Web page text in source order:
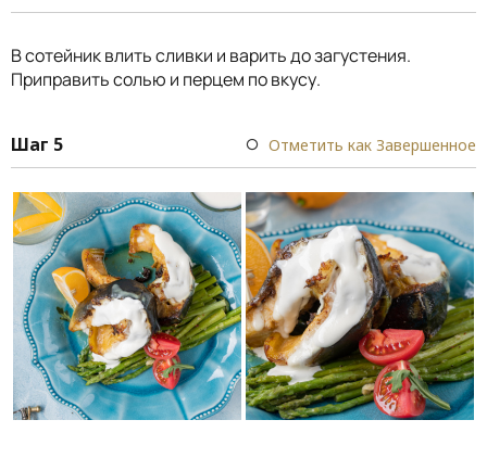
В сотейник влить сливки и варить до загустения.
Приправить солью и перцем по вкусу.
Шаг 5 Отметить как Завершенное